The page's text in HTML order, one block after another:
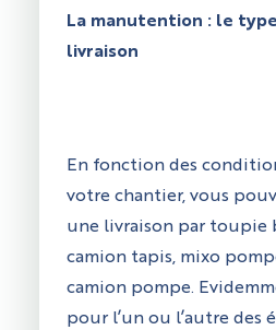
La manutention : le
livraison
En fonction des
votre chantier, vous
une livraison par toupie
camion tapis, mixo
camion pompe.
pour l’un ou l’autre des